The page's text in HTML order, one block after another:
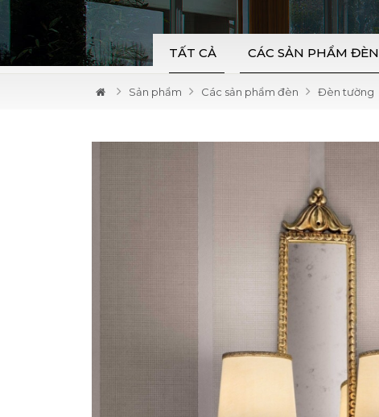
TẤT CẢ CÁC SẢN PHẨM ĐÈN
Sản phẩm Các sản phẩm đèn Đèn tường